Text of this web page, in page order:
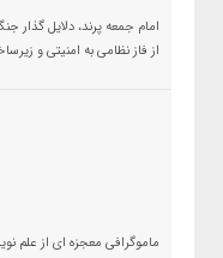
امام جمعه پرند، دلایل گذار
از فاز نظامی به امنیتی و
ماموگرافی معجزه ای از علم